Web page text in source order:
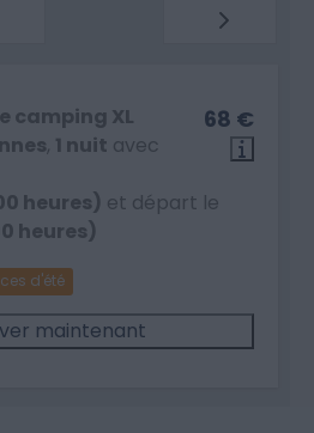
68 €
camping XL
, 1 nuit avec
heures) et départ le
heures)
d'été
maintenant